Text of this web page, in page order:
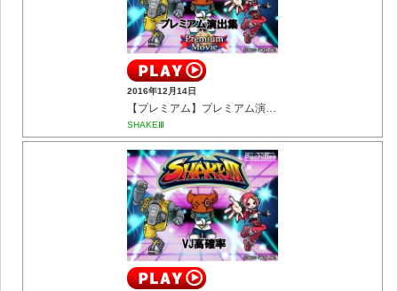
2016年12月14日
【プレミアム】プレミアム演出集
SHAKEⅢ